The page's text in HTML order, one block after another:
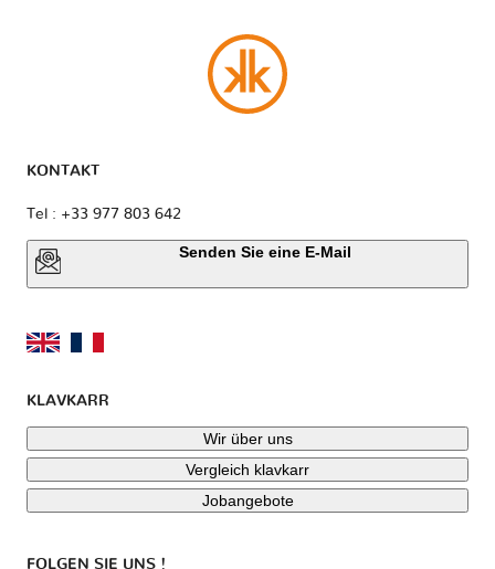
KONTAKT
Tel : +33 977 803 642
Senden Sie eine E-Mail
KLAVKARR
Wir über uns
Vergleich klavkarr
Jobangebote
FOLGEN SIE UNS !